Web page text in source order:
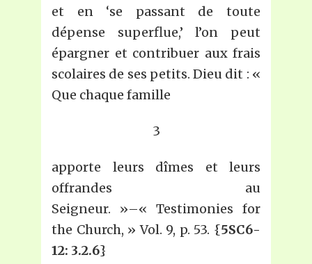
et en ‘se passant de toute
dépense superflue,’ l’on peut
épargner et contribuer aux frais
scolaires de ses petits. Dieu dit : «
Que chaque famille
3
apporte leurs dîmes et leurs
offrandes au
Seigneur. »–« Testimonies for
the Church, » Vol. 9, p. 53. {5SC6-
12: 3.2.6}